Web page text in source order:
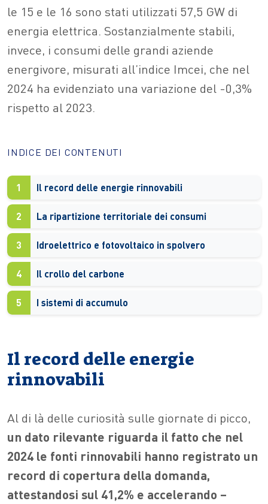
le 15 e le 16 sono stati utilizzati 57,5 GW di
energia elettrica. Sostanzialmente stabili,
invece, i consumi delle grandi aziende
energivore, misurati all’indice Imcei, che nel
2024 ha evidenziato una variazione del -0,3%
rispetto al 2023.
INDICE DEI CONTENUTI
1 Il record delle energie rinnovabili
2 La ripartizione territoriale dei consumi
3 Idroelettrico e fotovoltaico in spolvero
4 Il crollo del carbone
5 I sistemi di accumulo
Il record delle energie
rinnovabili
Al di là delle curiosità sulle giornate di picco,
un dato rilevante riguarda il fatto che nel
2024 le fonti rinnovabili hanno registrato un
record di copertura della domanda,
attestandosi sul 41,2% e accelerando –